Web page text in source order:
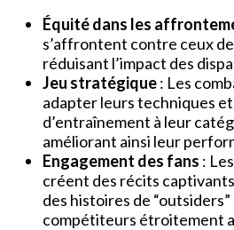
Équité dans les
s’affrontent contre ceux
réduisant l’impact des
Jeu stratégique: Les
adapter leurs techniques
d’entraînement à leur
améliorant ainsi leur
Engagement des fans :
créent des récits
des histoires de
compétiteurs étroitement